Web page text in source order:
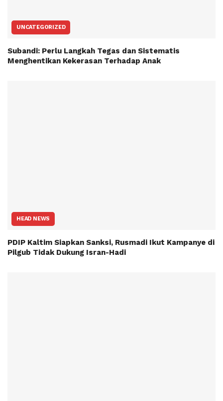
UNCATEGORIZED
Subandi: Perlu Langkah Tegas dan Sistematis
Menghentikan Kekerasan Terhadap Anak
HEAD NEWS
PDIP Kaltim Siapkan Sanksi, Rusmadi Ikut Kampanye di
Pilgub Tidak Dukung Isran-Hadi